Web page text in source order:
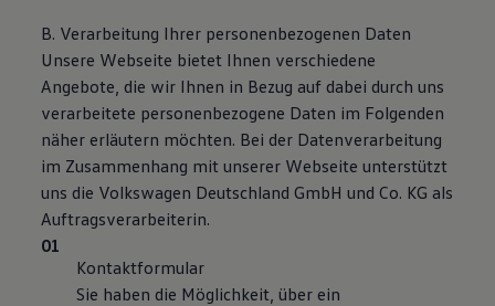
B. Verarbeitung Ihrer personenbezogenen Daten
Unsere Webseite bietet Ihnen verschiedene
Angebote, die wir Ihnen in Bezug auf dabei durch uns
verarbeitete personenbezogene Daten im Folgenden
näher erläutern möchten. Bei der Datenverarbeitung
im Zusammenhang mit unserer Webseite unterstützt
uns die Volkswagen Deutschland GmbH und Co. KG als
Auftragsverarbeiterin.
Kontaktformular
Sie haben die Möglichkeit, über ein